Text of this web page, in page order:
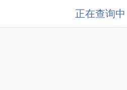
正在查询中